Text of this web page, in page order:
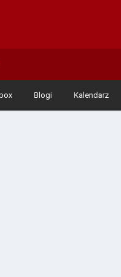
Blogi Kalendarz